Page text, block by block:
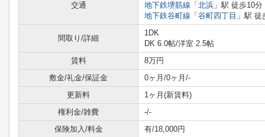
交通
地下鉄堺筋線 「 北浜 」駅 徒歩10分
地下鉄谷町線 「 谷町四丁目 」駅 徒
間取り/詳細
1DK
DK 6.0帖/洋室 2.5帖
賃料
8万円
敷金/礼金/保証金
0ヶ月/0ヶ月/-
更新料
1ヶ月(新賃料)
権利金/雑費
-/-
保険加入/料金
有/18,000円